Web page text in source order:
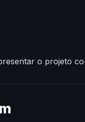
o projeto